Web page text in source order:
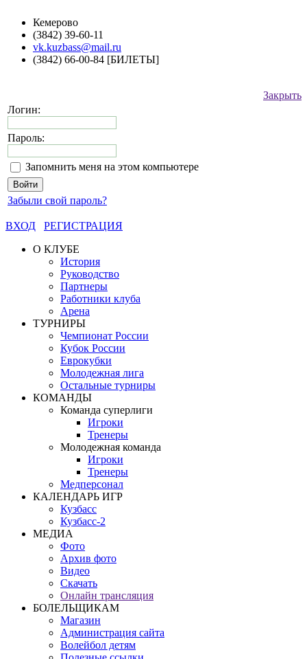
Кемерово
(3842) 39-60-11
vk.kuzbass@mail.ru
(3842) 66-00-84 [БИЛЕТЫ]
Закрыть
Логин:
Пароль:
Запомнить меня на этом компьютере
Забыли свой пароль?
ВХОД
РЕГИСТРАЦИЯ
О КЛУБЕ
История
Руководство
Партнеры
Работники клуба
Арена
ТУРНИРЫ
Чемпионат России
Кубок России
Еврокубки
Молодежная лига
Остальные турниры
КОМАНДЫ
Команда суперлиги
Игроки
Тренеры
Молодежная команда
Игроки
Тренеры
Медперсонал
КАЛЕНДАРЬ ИГР
Кузбасс
Кузбасс-2
МЕДИА
Фото
Архив фото
Видео
Скачать
Онлайн трансляция
БОЛЕЛЬЩИКАМ
Магазин
Администрация сайта
Волейбол детям